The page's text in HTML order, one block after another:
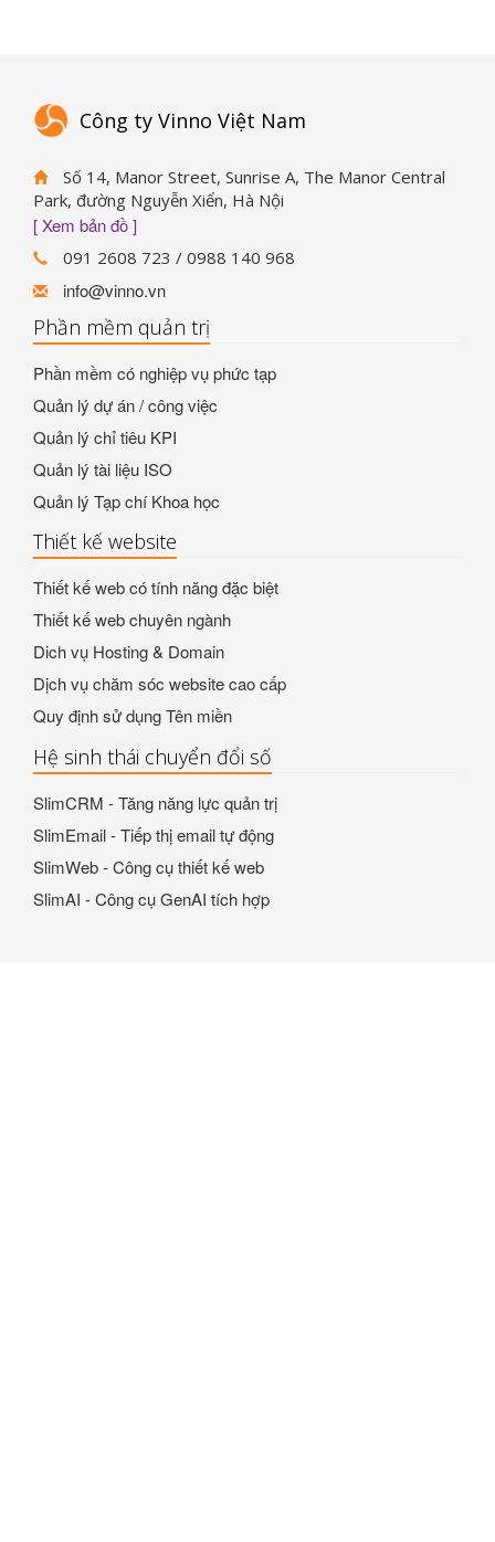
Công ty Vinno Việt Nam
Số 14, Manor Street, Sunrise A, The Manor Central
Park, đường Nguyễn Xiển, Hà Nội
[ Xem bản đồ ]
091 2608 723 / 0988 140 968
info@vinno.vn
Phần mềm quản trị
Phần mềm có nghiệp vụ phức tạp
Quản lý dự án / công việc
Quản lý chỉ tiêu KPI
Quản lý tài liệu ISO
Quản lý Tạp chí Khoa học
Thiết kế website
Thiết kế web có tính năng đặc biệt
Thiết kế web chuyên ngành
Dich vụ Hosting & Domain
Dịch vụ chăm sóc website cao cấp
Quy định sử dụng Tên miền
Hệ sinh thái chuyển đổi số
SlimCRM - Tăng năng lực quản trị
SlimEmail - Tiếp thị email tự động
SlimWeb - Công cụ thiết kế web
SlimAI - Công cụ GenAI tích hợp